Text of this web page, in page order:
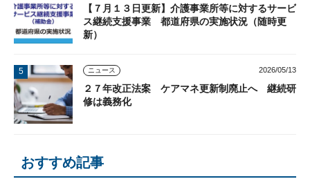
【７月１３日更新】介護事業所等に対するサービ
ス継続支援事業 都道府県の実施状況（随時更
新）
ニュース 2026/05/13
２７年改正法案 ケアマネ更新制廃止へ 継続研
修は義務化
おすすめ記事